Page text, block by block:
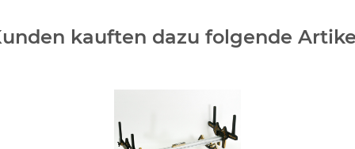
kauften dazu folgende